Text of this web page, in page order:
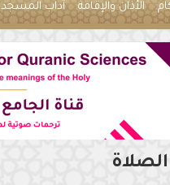
الأذان والإقامة آداب المسجد